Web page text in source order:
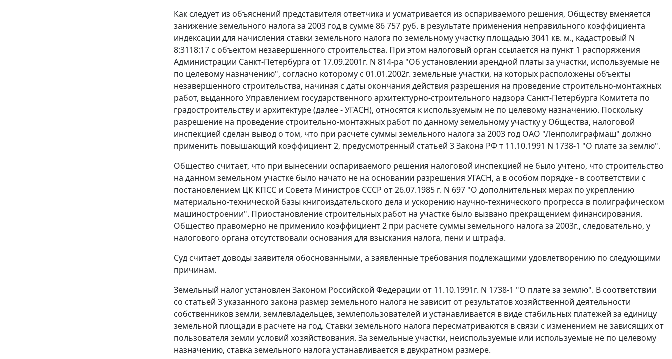
Как следует из объяснений представителя ответчика и усматривается из оспариваемого решения, Обществу вменяется
занижение земельного налога за 2003 год в сумме 86 757 руб. в результате применения неправильного коэффициента
индексации для начисления ставки земельного налога по земельному участку площадью 3041 кв. м., кадастровый N
8:3118:17 с объектом незавершенного строительства. При этом налоговый орган ссылается на пункт 1 распоряжения
Администрации Санкт-Петербурга от 17.09.2001г. N 814-ра "Об установлении арендной платы за участки, используемые не
по целевому назначению", согласно которому с 01.01.2002г. земельные участки, на которых расположены объекты
незавершенного строительства, начиная с даты окончания действия разрешения на проведение строительно-монтажных
работ, выданного Управлением государственного архитектурно-строительного надзора Санкт-Петербурга Комитета по
градостроительству и архитектуре (далее - УГАСН), относятся к используемым не по целевому назначению. Поскольку
разрешение на проведение строительно-монтажных работ по данному земельному участку у Общества, налоговой
инспекцией сделан вывод о том, что при расчете суммы земельного налога за 2003 год ОАО "Ленполиграфмаш" должно
применить повышающий коэффициент 2, предусмотренный статьей 3Закона РФ т 11.10.1991 N 1738-1 "О плате за землю".
Общество считает, что при вынесении оспариваемого решения налоговой инспекцией не было учтено, что строительство
на данном земельном участке было начато не на основании разрешения УГАСН, а в особом порядке - в соответствии с
постановлением ЦК КПСС и Совета Министров СССР от 26.07.1985 г. N 697 "О дополнительных мерах по укреплению
материально-технической базы книгоиздательского дела и ускорению научно-технического прогресса в полиграфическом
машиностроении". Приостановление строительных работ на участке было вызвано прекращением финансирования.
Общество правомерно не применило коэффициент 2 при расчете суммы земельного налога за 2003г., следовательно, у
налогового органа отсутствовали основания для взыскания налога, пени и штрафа.
Суд считает доводы заявителя обоснованными, а заявленные требования подлежащими удовлетворению по следующими
причинам.
Земельный налог установлен Законом Российской Федерации от 11.10.1991г. N 1738-1 "О плате за землю". В соответствии
со статьей 3указанного закона размер земельного налога не зависит от результатов хозяйственной деятельности
собственников земли, землевладельцев, землепользователей и устанавливается в виде стабильных платежей за единицу
земельной площади в расчете на год. Ставки земельного налога пересматриваются в связи с изменением не зависящих от
пользователя земли условий хозяйствования. За земельные участки, неиспользуемые или используемые не по целевому
назначению, ставка земельного налога устанавливается в двукратном размере.